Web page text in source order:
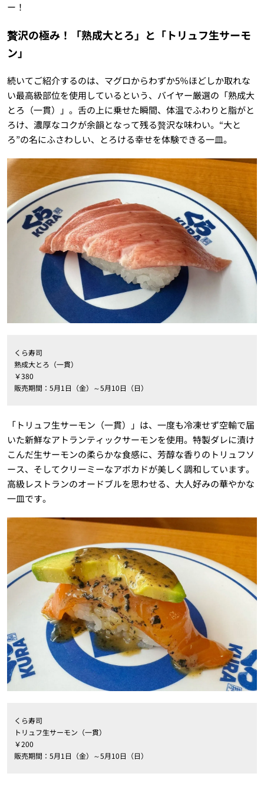
ー！
贅沢の極み！「熟成大とろ」と「トリュフ生サーモ
ン」
続いてご紹介するのは、マグロからわずか5％ほどしか取れな
い最高級部位を使用しているという、バイヤー厳選の「熟成大
とろ（一貫）」。舌の上に乗せた瞬間、体温でふわりと脂がと
ろけ、濃厚なコクが余韻となって残る贅沢な味わい。“大と
ろ”の名にふさわしい、とろける幸せを体験できる一皿。
くら寿司
熟成大とろ（一貫）
￥380
販売期間：5月1日（金）～5月10日（日）
「トリュフ生サーモン（一貫）」は、一度も冷凍せず空輸で届
いた新鮮なアトランティックサーモンを使用。特製ダレに漬け
こんだ生サーモンの柔らかな食感に、芳醇な香りのトリュフソ
ース、そしてクリーミーなアボカドが美しく調和しています。
高級レストランのオードブルを思わせる、大人好みの華やかな
一皿です。
くら寿司
トリュフ生サーモン（一貫）
￥200
販売期間：5月1日（金）～5月10日（日）